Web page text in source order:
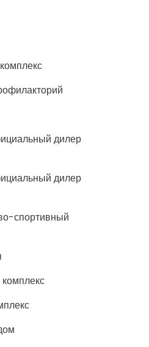
дилер
дилер
спортивный